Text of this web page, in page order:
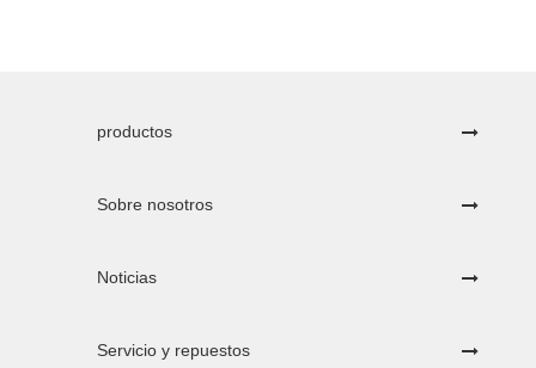
productos
Sobre nosotros
Noticias
Servicio y repuestos